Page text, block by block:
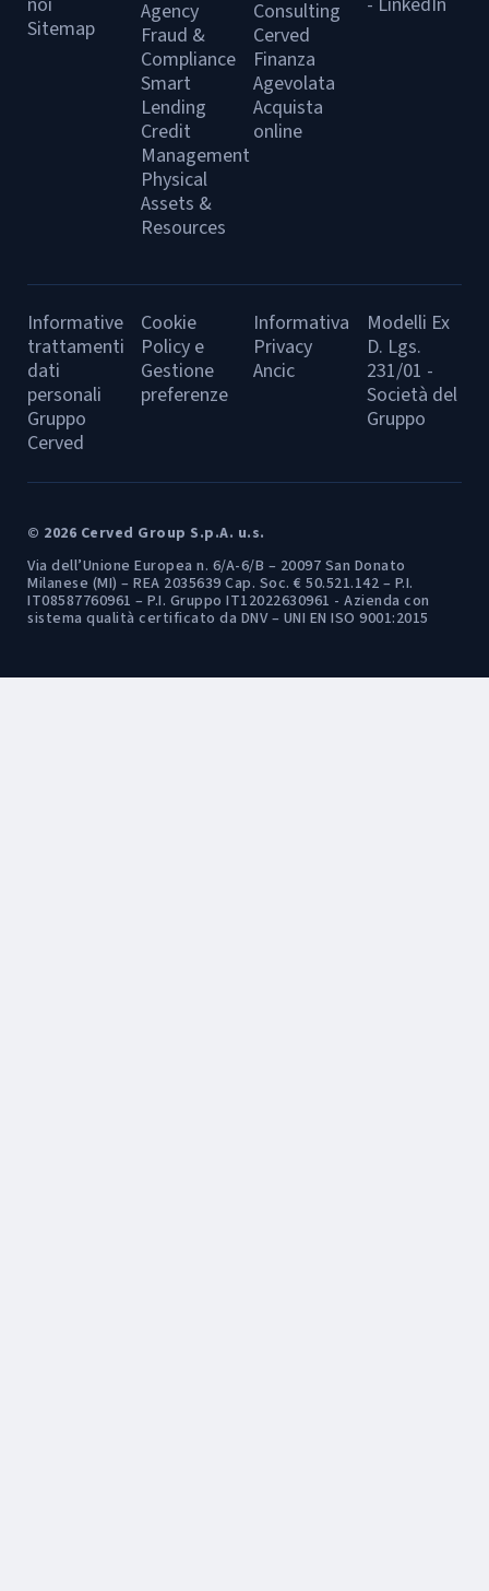
Sitemap
Agency
Fraud &
Compliance
Smart
Lending
Credit
Management
Physical
Assets &
Resources
Consulting
Cerved
Finanza
Agevolata
Acquista
online
Informative
trattamenti
dati
personali
Gruppo
Cerved
Cookie
Policy e
Gestione
preferenze
Informativa
Privacy
Ancic
Modelli Ex
D. Lgs.
231/01 -
Società del
Gruppo
© 2026 Cerved Group S.p.A. u.s.
Via dell’Unione Europea n. 6/A-6/B – 20097 San Donato
Milanese (MI) – REA 2035639 Cap. Soc. € 50.521.142 – P.I.
IT08587760961 – P.I. Gruppo IT12022630961 - Azienda con
sistema qualità certificato da DNV – UNI EN ISO 9001:2015